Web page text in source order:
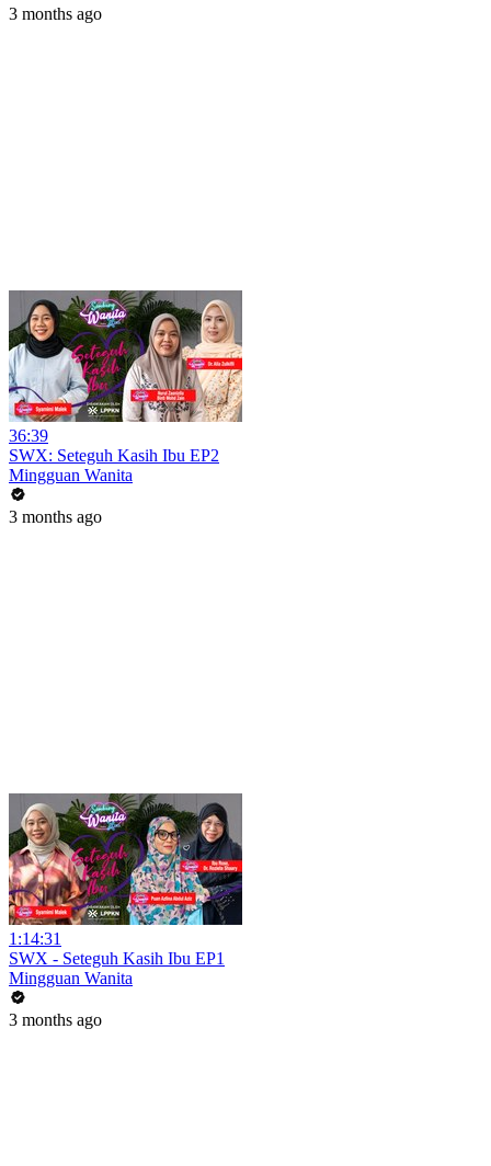
3 months ago
36:39
SWX: Seteguh Kasih Ibu EP2
Mingguan Wanita
3 months ago
1:14:31
SWX - Seteguh Kasih Ibu EP1
Mingguan Wanita
3 months ago